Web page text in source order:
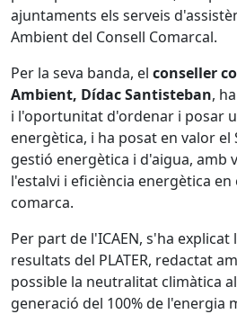
ajuntaments els serveis
Ambient del Consell Comarcal.
Per la seva banda, el conseller
Ambient, Dídac Santisteban,
i l'oportunitat d'ordenar i posar
energètica, i ha posat en valor el
gestió energètica i d'aigua, amb
l'estalvi i eficiència energètica
comarca.
Per part de l'ICAEN, s'ha
resultats del PLATER, redactat
possible la neutralitat climàtica
generació del 100% de l'energia